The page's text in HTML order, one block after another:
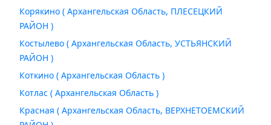
Корякино ( Архангельская Область, ПЛЕСЕЦКИЙ
РАЙОН )
Костылево ( Архангельская Область, УСТЬЯНСКИЙ
РАЙОН )
Коткино ( Архангельская Область )
Котлас ( Архангельская Область )
Красная ( Архангельская Область, ВЕРХНЕТОЕМСКИЙ